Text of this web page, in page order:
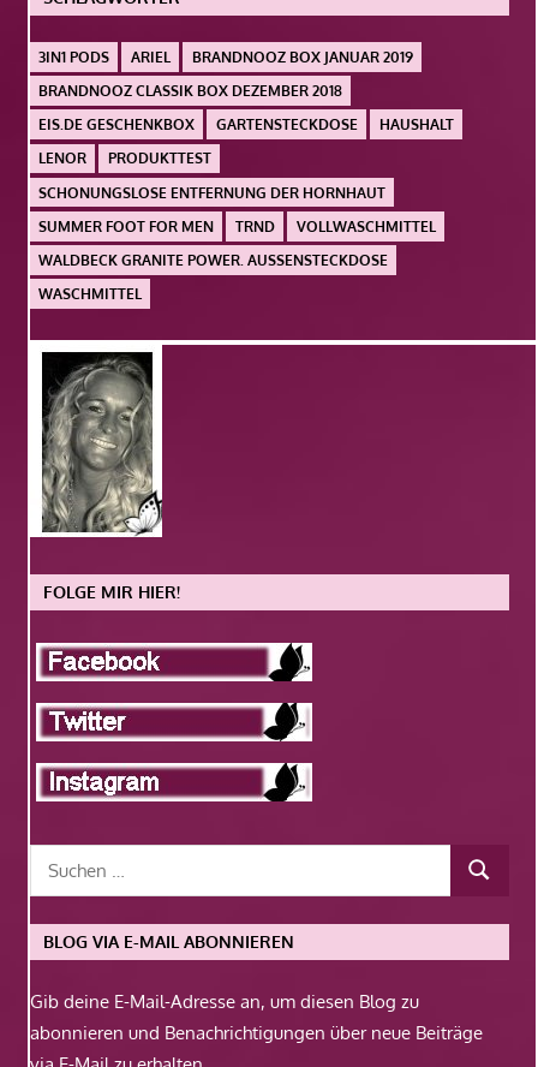
3IN1 PODS ARIEL
BRANDNOOZ BOX JANUAR 2019
BRANDNOOZ CLASSIK BOX DEZEMBER 2018
EIS.DE GESCHENKBOX
GARTENSTECKDOSE
HAUSHALT
LENOR
PRODUKTTEST
SCHONUNGSLOSE ENTFERNUNG DER HORNHAUT
SUMMER FOOT FOR MEN
TRND
VOLLWASCHMITTEL
WALDBECK GRANITE POWER. AUSSENSTECKDOSE
WASCHMITTEL
FOLGE MIR HIER!
BLOG VIA E-MAIL ABONNIEREN
Gib deine E-Mail-Adresse an, um diesen Blog zu
abonnieren und Benachrichtigungen über neue Beiträge